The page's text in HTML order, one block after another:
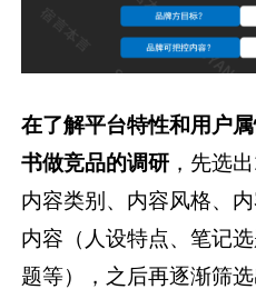
在了解平台特性和用户
书做竞品的调研 ，先选
内容类别、内容风格、
内容（人设特点、笔记
题等），之后再逐渐筛